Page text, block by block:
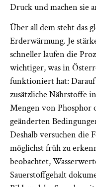
Druck und machen sie
Über all dem steht das
Erderwärmung. Je
schneller laufen die
wichtiger, was in
funktioniert hat: Darauf
zusätzliche Nährstoffe
Mengen von
geänderten
Deshalb versuchen die
möglichst früh zu
beobachtet,
Sauerstoffgehalt